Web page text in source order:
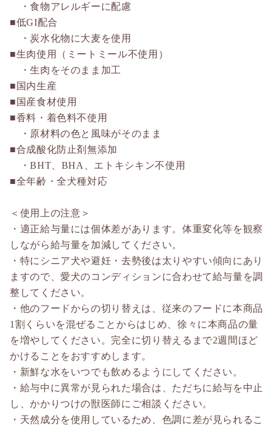
・食物アレルギーに配慮
■低GI配合
・炭水化物に大麦を使用
■生肉使用（ミートミール不使用）
・生肉をそのまま加工
■国内生産
■国産食材使用
■香料・着色料不使用
・原材料の色と風味がそのまま
■合成酸化防止剤無添加
・BHT、BHA、エトキシキン不使用
■全年齢・全犬種対応
＜使用上の注意＞
・適正給与量には個体差があります。体重変化等を観察
しながら給与量を加減してください。
・特にシニア犬や避妊・去勢後は太りやすい傾向にあり
ますので、愛犬のコンディションに合わせて給与量を調
整してください。
・他のフードからの切り替えは、従来のフードに本商品
1割くらいを混ぜることからはじめ、徐々に本商品の量
を増やしてください。完全に切り替えるまで2週間ほど
かけることをおすすめします。
・新鮮な水をいつでも飲めるようにしてください。
・給与中に異常が見られた場合は、ただちに給与を中止
し、かかりつけの獣医師にご相談ください。
・天然成分を使用しているため、色調に差が見られるこ